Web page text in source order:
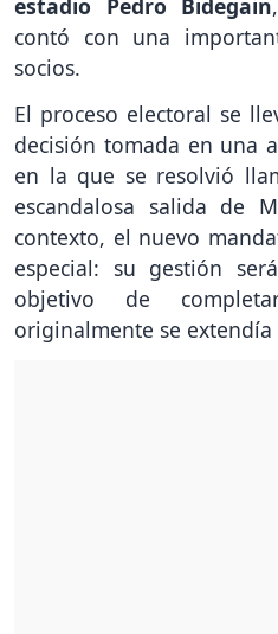
estadio Pedro Bidegain
contó con una
socios.
El proceso electoral se
decisión tomada en una
en la que se resolvió
escandalosa salida de
contexto, el nuevo
especial: su gestión
objetivo de
originalmente se extendía